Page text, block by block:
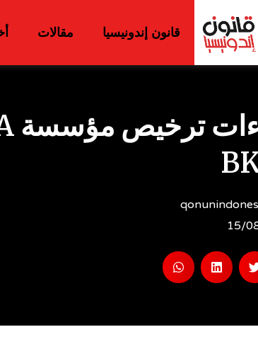
قانون إندونيسيا مقالات
15/